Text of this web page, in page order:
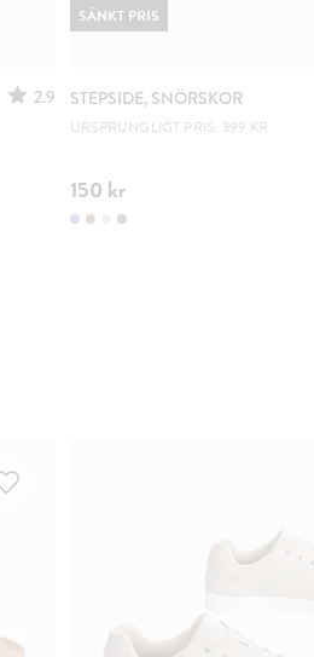
2.9 STEPSIDE, SNÖRSKOR
URSPRUNGLIGT PRIS: 399 KR
150 kr
SÄNKT PRIS